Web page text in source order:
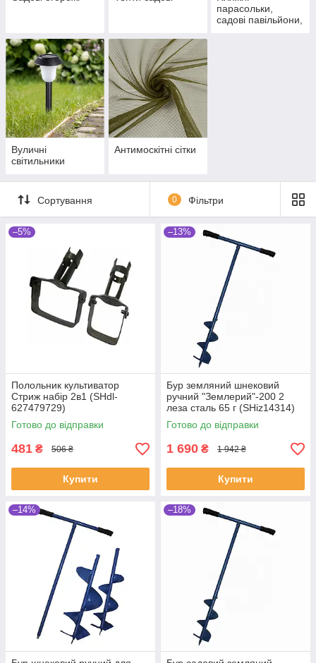
парасольки,
садові павільйони,
Вуличні
світильники
Антимоскітні сітки
Сортування 0 Фільтри
–5%
Полольник культиватор
Стриж набір 2в1 (SHdl-
627479729)
Готово до відправки
481 ₴ 506 ₴
Купити
–13%
Бур земляний шнековий
ручний "Землерий"-200 2
леза сталь 65 г (SHiz14314)
Готово до відправки
1 690 ₴ 1 942 ₴
Купити
–14% –18%